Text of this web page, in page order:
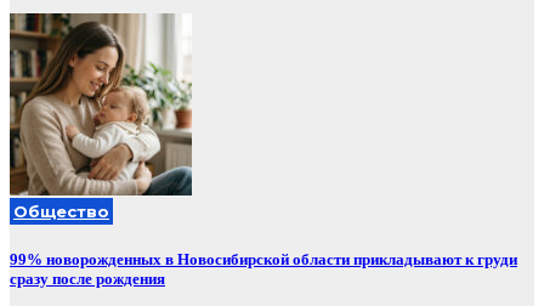
Общество
99% новорожденных в Новосибирской области прикладывают к груди
сразу после рождения